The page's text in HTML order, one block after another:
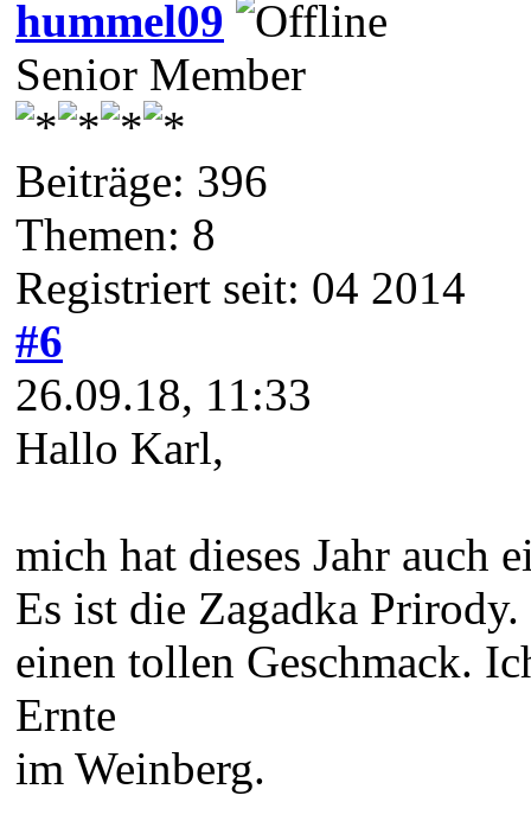
hummel09
Senior Member
Beiträge: 396
Themen: 8
Registriert seit: 04 2014
#6
26.09.18, 11:33
Hallo Karl,
mich hat dieses Jahr auch
Es ist die Zagadka
einen tollen Geschmack.
Ernte
im Weinberg.